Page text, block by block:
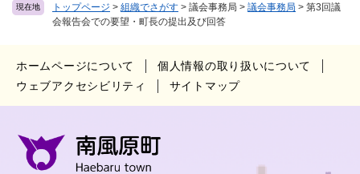
現在地 トップページ > 組織でさがす > 議会事務局 > 議会事務局 > 第3回議
会報告会での要望・町長の提出及び回答
ホームページについて
個人情報の取り扱いについて
ウェブアクセシビリティ
サイトマップ